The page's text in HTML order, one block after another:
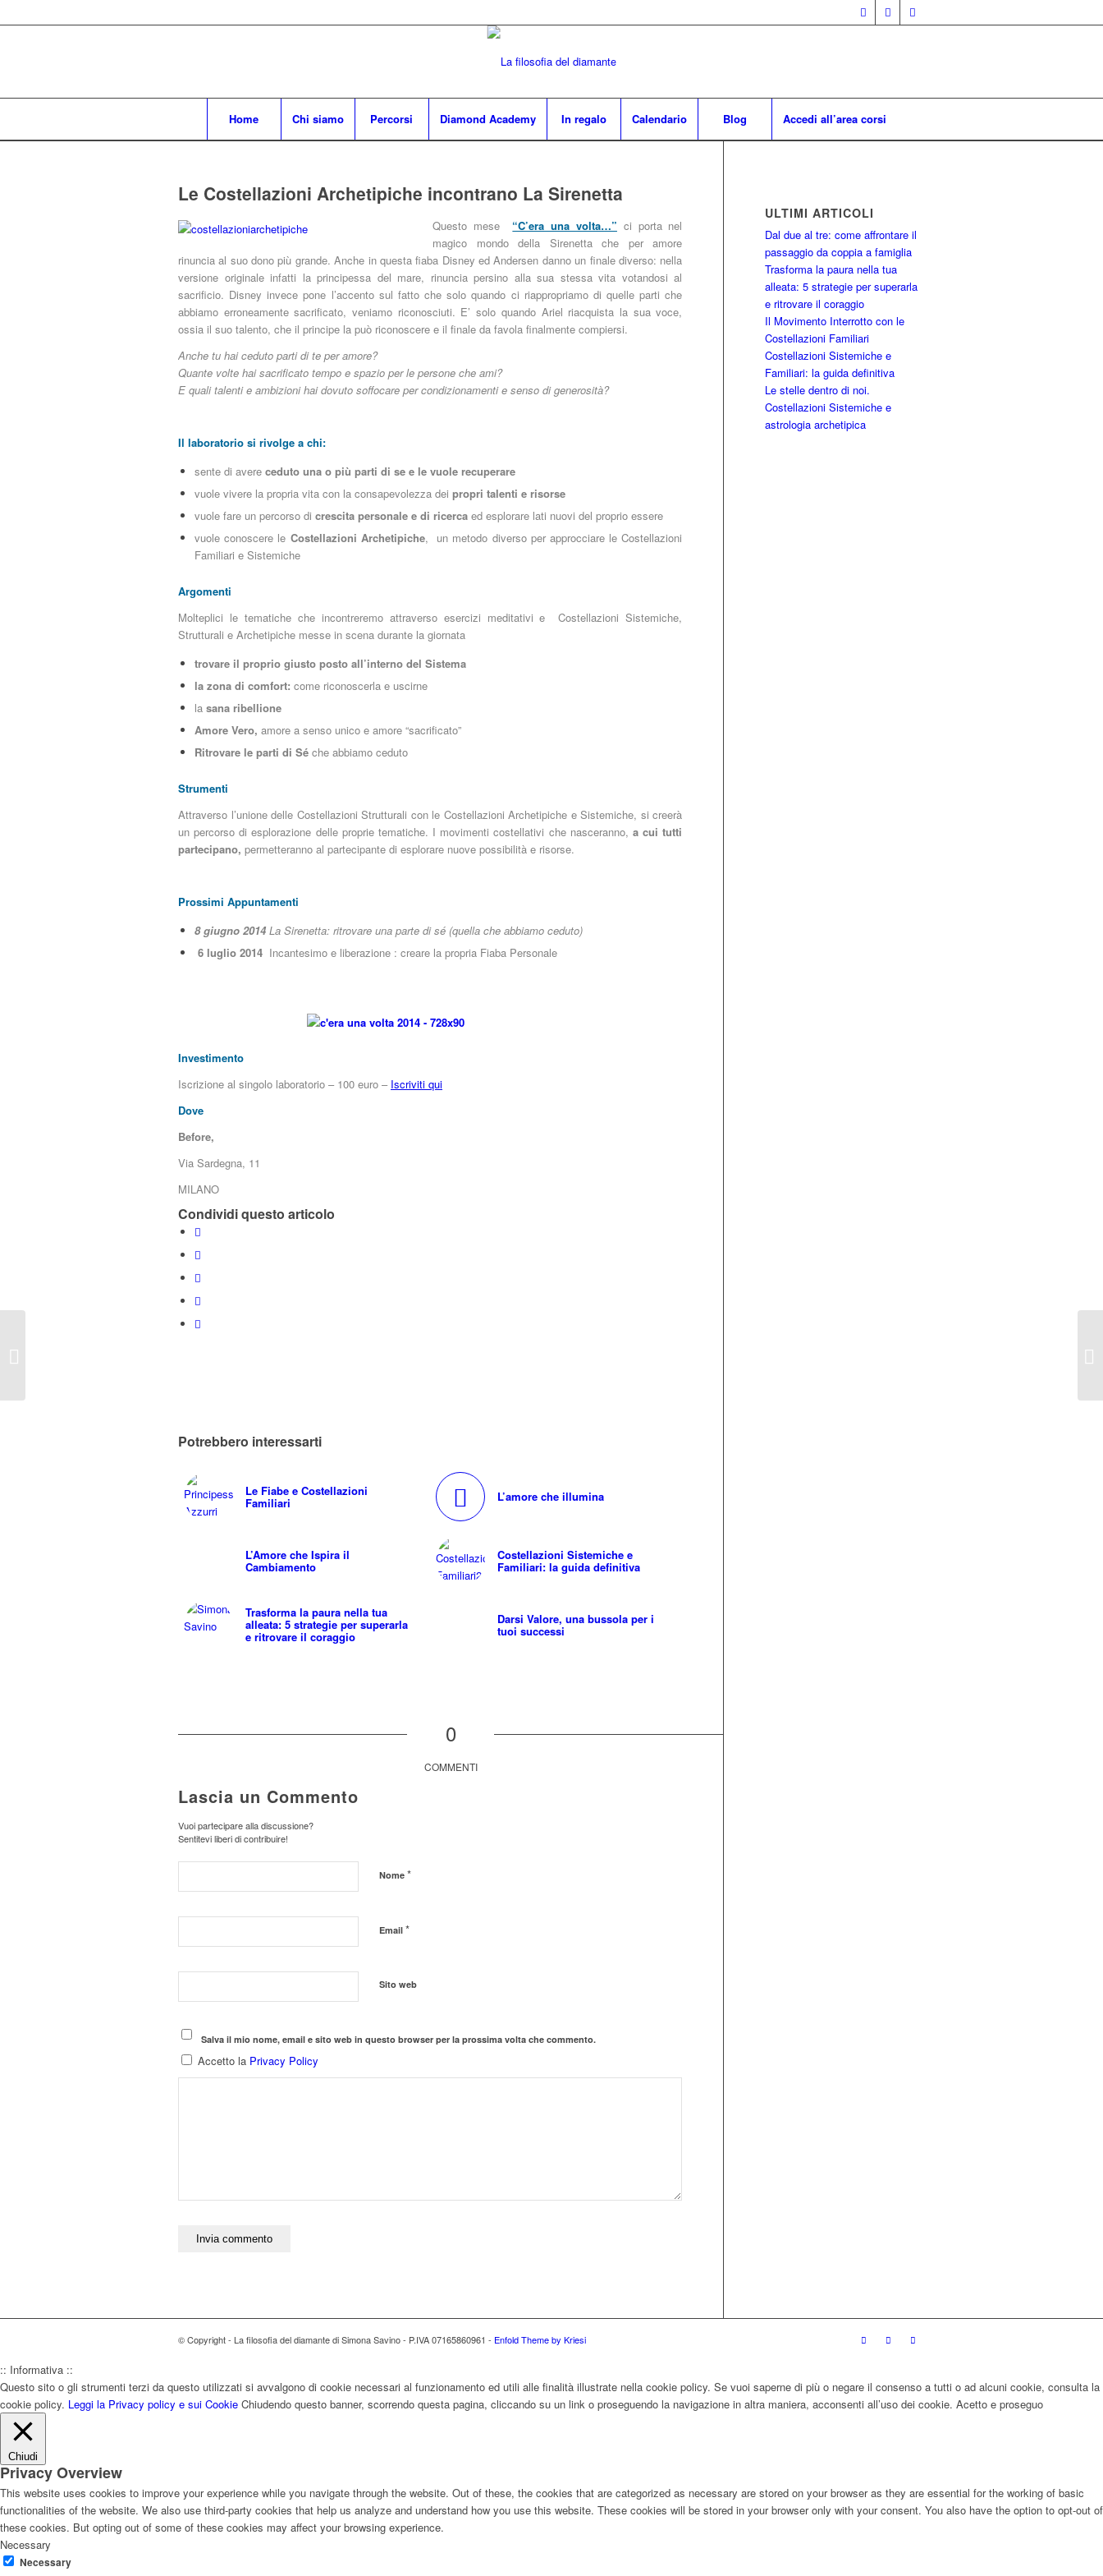
Home Chi siamo Percorsi Diamond Academy In regalo Calendario Blog Accedi all’area corsi
Le Costellazioni Archetipiche incontrano La Sirenetta
Questo mese “C’era una volta…” ci porta nel
magico mondo della Sirenetta che per amore
rinuncia al suo dono più grande. Anche in questa fiaba Disney ed Andersen danno un finale diverso: nella
versione originale infatti la principessa del mare, rinuncia persino alla sua stessa vita votandosi al
sacrificio. Disney invece pone l’accento sul fatto che solo quando ci riappropriamo di quelle parti che
abbiamo erroneamente sacrificato, veniamo riconosciuti. E’ solo quando Ariel riacquista la sua voce,
ossia il suo talento, che il principe la può riconoscere e il finale da favola finalmente compiersi.
Anche tu hai ceduto parti di te per amore?
Quante volte hai sacrificato tempo e spazio per le persone che ami?
E quali talenti e ambizioni hai dovuto soffocare per condizionamenti e senso di generosità?
Il laboratorio si rivolge a chi:
sente di avere ceduto una o più parti di se e le vuole recuperare
vuole vivere la propria vita con la consapevolezza dei propri talenti e risorse
vuole fare un percorso di crescita personale e di ricerca ed esplorare lati nuovi del proprio essere
vuole conoscere le Costellazioni Archetipiche, un metodo diverso per approcciare le Costellazioni
Familiari e Sistemiche
Argomenti
Molteplici le tematiche che incontreremo attraverso esercizi meditativi e Costellazioni Sistemiche,
Strutturali e Archetipiche messe in scena durante la giornata
trovare il proprio giusto posto all’interno del Sistema
la zona di comfort: come riconoscerla e uscirne
la sana ribellione
Amore Vero, amore a senso unico e amore “sacrificato”
Ritrovare le parti di Sé che abbiamo ceduto
Strumenti
Attraverso l’unione delle Costellazioni Strutturali con le Costellazioni Archetipiche e Sistemiche, si creerà
un percorso di esplorazione delle proprie tematiche. I movimenti costellativi che nasceranno, a cui tutti
partecipano, permetteranno al partecipante di esplorare nuove possibilità e risorse.
Prossimi Appuntamenti
8 giugno 2014 La Sirenetta: ritrovare una parte di sé (quella che abbiamo ceduto)
6 luglio 2014 Incantesimo e liberazione : creare la propria Fiaba Personale
Investimento
Iscrizione al singolo laboratorio – 100 euro – Iscriviti qui
Dove
Before,
Via Sardegna, 11
MILANO
Condividi questo articolo
Potrebbero interessarti
Le Fiabe e Costellazioni
Familiari L’amore che illumina
L’Amore che Ispira il
Cambiamento
Costellazioni Sistemiche e
Familiari: la guida definitiva
Trasforma la paura nella tua
alleata: 5 strategie per superarla
e ritrovare il coraggio
Darsi Valore, una bussola per i
tuoi successi
0
COMMENTI
Lascia un Commento
Vuoi partecipare alla discussione?
Sentitevi liberi di contribuire!
Nome *
Email *
Sito web
Salva il mio nome, email e sito web in questo browser per la prossima volta che commento.
Accetto la Privacy Policy
ULTIMI ARTICOLI
Dal due al tre: come affrontare il
passaggio da coppia a famiglia
Trasforma la paura nella tua
alleata: 5 strategie per superarla
e ritrovare il coraggio
Il Movimento Interrotto con le
Costellazioni Familiari
Costellazioni Sistemiche e
Familiari: la guida definitiva
Le stelle dentro di noi.
Costellazioni Sistemiche e
astrologia archetipica
© Copyright - La filosofia del diamante di Simona Savino - P.IVA 07165860961 - Enfold Theme by Kriesi
:: Informativa ::
Questo sito o gli strumenti terzi da questo utilizzati si avvalgono di cookie necessari al funzionamento ed utili alle finalità illustrate nella cookie policy. Se vuoi saperne di più o negare il consenso a tutti o ad alcuni cookie, consulta la
cookie policy. Leggi la Privacy policy e sui Cookie Chiudendo questo banner, scorrendo questa pagina, cliccando su un link o proseguendo la navigazione in altra maniera, acconsenti all’uso dei cookie. Acetto e proseguo
Chiudi
Privacy Overview
This website uses cookies to improve your experience while you navigate through the website. Out of these, the cookies that are categorized as necessary are stored on your browser as they are essential for the working of basic
functionalities of the website. We also use third-party cookies that help us analyze and understand how you use this website. These cookies will be stored in your browser only with your consent. You also have the option to opt-out of
these cookies. But opting out of some of these cookies may affect your browsing experience.
Necessary
Necessary